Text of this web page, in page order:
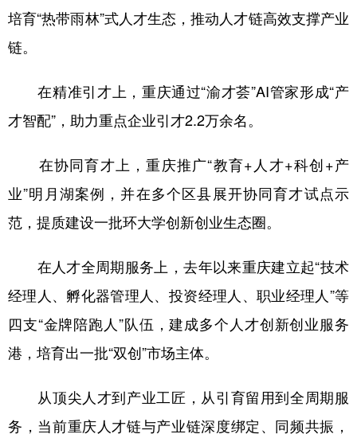
培育“热带雨林”式人才生态，推动人才链高效支撑产业
链。
在精准引才上，重庆通过“渝才荟”AI管家形成“产
才智配”，助力重点企业引才2.2万余名。
在协同育才上，重庆推广“教育+人才+科创+产
业”明月湖案例，并在多个区县展开协同育才试点示
范，提质建设一批环大学创新创业生态圈。
在人才全周期服务上，去年以来重庆建立起“技术
经理人、孵化器管理人、投资经理人、职业经理人”等
四支“金牌陪跑人”队伍，建成多个人才创新创业服务
港，培育出一批“双创”市场主体。
从顶尖人才到产业工匠，从引育留用到全周期服
务，当前重庆人才链与产业链深度绑定、同频共振，